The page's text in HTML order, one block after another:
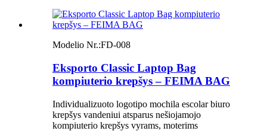
Modelio Nr.:FD-008
Eksporto Classic Laptop Bag
kompiuterio krepšys – FEIMA BAG
Individualizuoto logotipo mochila escolar biuro
krepšys vandeniui atsparus nešiojamojo
kompiuterio krepšys vyrams, moterims